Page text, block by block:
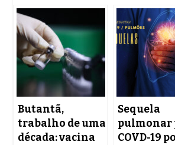
Butantã,
trabalho de uma
década: vacina
Sequela
pulmonar
COVD-19